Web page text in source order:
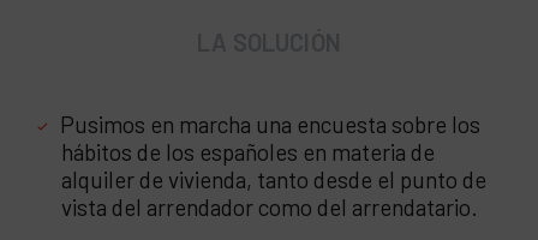
Pusimos en marcha una encuesta sobre los
hábitos de los españoles en materia de
alquiler de vivienda, tanto desde el punto de
vista del arrendador como del arrendatario.